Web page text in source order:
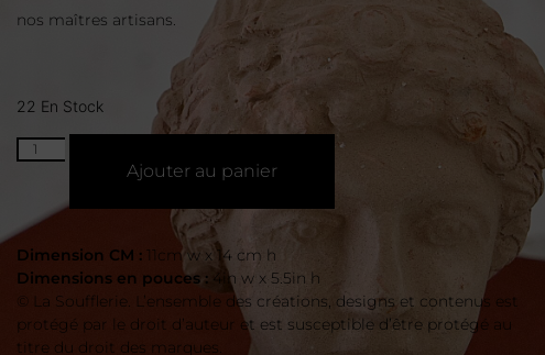
nos maîtres artisans.
22 En Stock
Ajouter au panier
Dimension CM : 11cm w x 14 cm h
Dimensions en pouces : 4in w x 5.5in h
© La Soufflerie. L’ensemble des créations, designs et contenus est
protégé par le droit d’auteur et est susceptible d’être protégé au
titre du droit des marques.